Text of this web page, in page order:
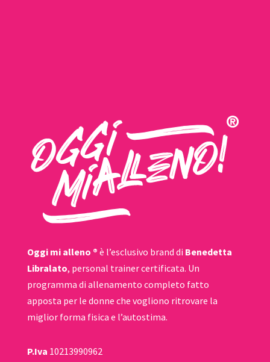
Oggi mi alleno ® è l’esclusivo brand di Benedetta
Libralato, personal trainer certificata. Un
programma di allenamento completo fatto
apposta per le donne che vogliono ritrovare la
miglior forma fisica e l’autostima.
P.Iva 10213990962